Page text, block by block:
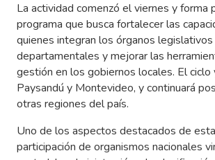
La actividad comenzó el viernes y forma
programa que busca fortalecer las
quienes integran los órganos legislativos
departamentales y mejorar las
gestión en los gobiernos locales. El ciclo
Paysandú y Montevideo, y continuará
otras regiones del país.
Uno de los aspectos destacados de
participación de organismos nacionales